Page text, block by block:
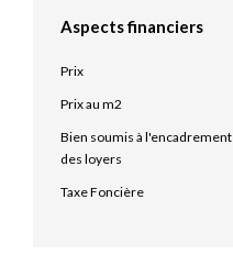
Aspects financiers
Prix
Prix au m2
Bien soumis à l'encadrement
des loyers
Taxe Foncière